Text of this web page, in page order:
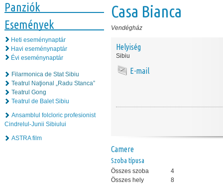
Panziók
Események
Heti eseménynaptár
Havi eseménynaptár
Évi eseménynaptár
Filarmonica de Stat Sibiu
Teatrul Naţional „Radu Stanca”
Teatrul Gong
Teatrul de Balet Sibiu
Ansamblul folcloric profesionist
Cindrelul-Junii Sibiului
ASTRA film
Casa Bianca
Vendégház
Helyiség
Sibiu
E-mail
Camere
Szoba típusa
Összes szoba
4
Összes hely
8